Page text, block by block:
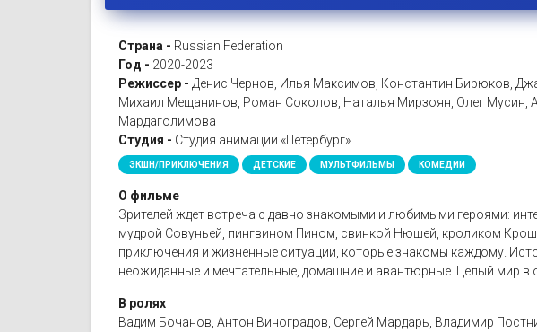
Страна - Russian Federation
Год - 2020-2023
Режиссер - Денис Чернов, Илья Максимов, Константин Бирюков,
Михаил Мещанинов, Роман Соколов, Наталья Мирзоян, Олег Мусин,
Мардаголимова
Студия - Студия анимации «Петербург»
ЭКШН/ПРИКЛЮЧЕНИЯ ДЕТСКИЕ МУЛЬТФИЛЬМЫ КОМЕДИИ
О фильме
Зрителей ждет встреча с давно знакомыми и любимыми героями:
мудрой Совуньей, пингвином Пином, свинкой Нюшей, кроликом
приключения и жизненные ситуации, которые знакомы каждому.
неожиданные и мечтательные, домашние и авантюрные. Целый мир
В ролях
Вадим Бочанов, Антон Виноградов, Сергей Мардарь, Владимир